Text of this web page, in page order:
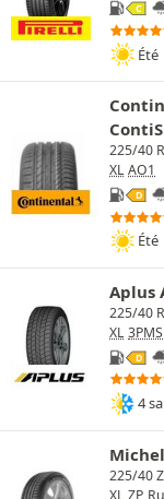
C
Été
225/40
XL AO1
D
Été
Aplus
225/40
XL
D
4
225/40
XL ZP